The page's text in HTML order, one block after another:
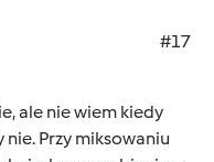
#17
ale nie wiem kiedy
Przy miksowaniu